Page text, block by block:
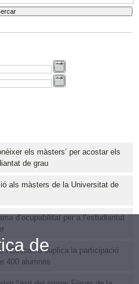
els màsters’ per acostar els
de grau
als màsters de la Universitat de
d’ocupabilitat per a l’estudiantat
l’Educació duplica la participació
400 alumnes
de